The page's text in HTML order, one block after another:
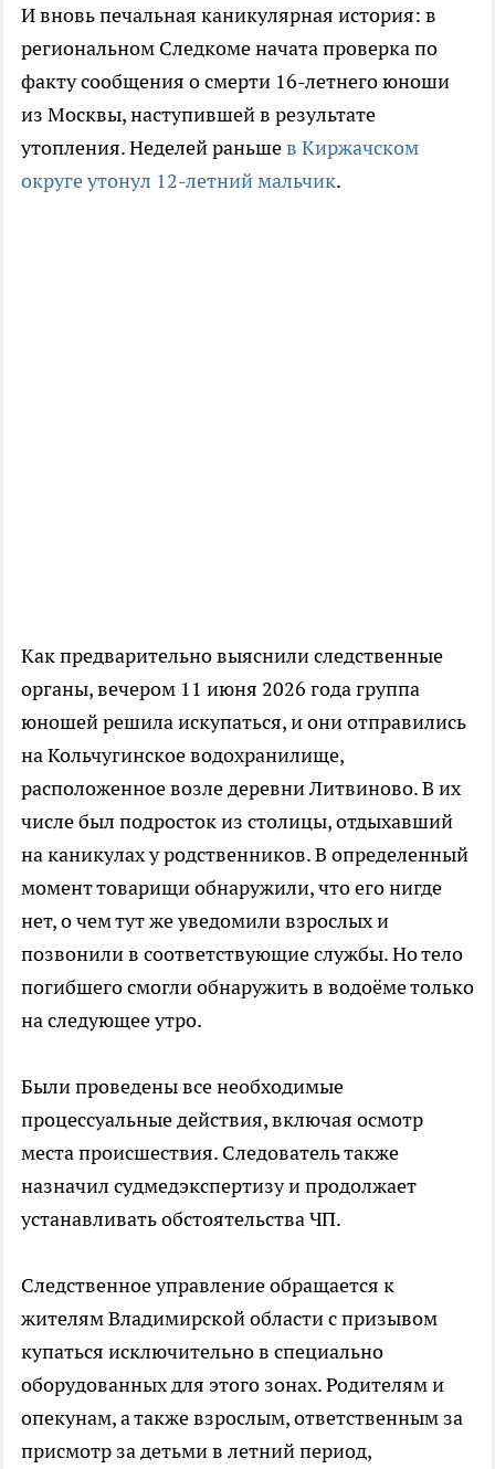
И вновь печальная каникулярная история: в
региональном Следкоме начата проверка по
факту сообщения о смерти 16-летнего юноши
из Москвы, наступившей в результате
утопления. Неделей раньшев Киржачском
округе утонул 12-летний мальчик.
Как предварительно выяснили следственные
органы, вечером 11 июня 2026 года группа
юношей решила искупаться, и они отправились
на Кольчугинское водохранилище,
расположенное возле деревни Литвиново. В их
числе был подросток из столицы, отдыхавший
на каникулах у родственников. В определенный
момент товарищи обнаружили, что его нигде
нет, о чем тут же уведомили взрослых и
позвонили в соответствующие службы. Но тело
погибшего смогли обнаружить в водоёме только
на следующее утро.
Были проведены все необходимые
процессуальные действия, включая осмотр
места происшествия. Следователь также
назначил судмедэкспертизу и продолжает
устанавливать обстоятельства ЧП.
Следственное управление обращается к
жителям Владимирской области с призывом
купаться исключительно в специально
оборудованных для этого зонах. Родителям и
опекунам, а также взрослым, ответственным за
присмотр за детьми в летний период,